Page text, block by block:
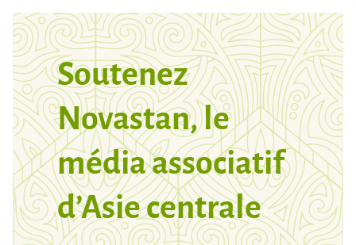
Soutenez
Novastan, le
média associatif
d’Asie centrale